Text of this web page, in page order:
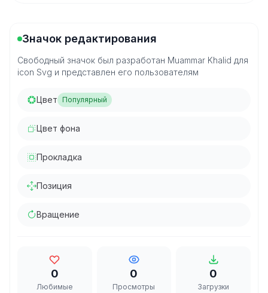
Значок редактирования
Свободный значок был разработан Muammar Khalid для
icon Svg и представлен его пользователям
Цвет Популярный
Цвет фона
Прокладка
Позиция
Вращение
0
Любимые
0
Просмотры
0
Загрузки